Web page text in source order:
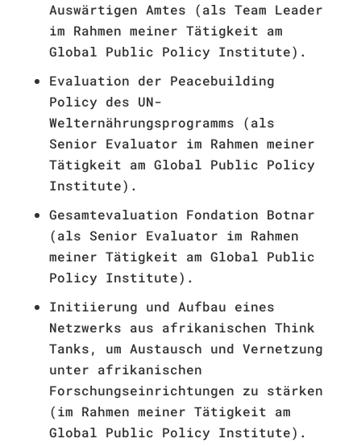
Auswärtigen Amtes (als Team Leader
im Rahmen meiner Tätigkeit am
Global Public Policy Institute).
Evaluation der Peacebuilding
Policy des UN-
Welternährungsprogramms (als
Senior Evaluator im Rahmen meiner
Tätigkeit am Global Public Policy
Institute).
Gesamtevaluation Fondation Botnar
(als Senior Evaluator im Rahmen
meiner Tätigkeit am Global Public
Policy Institute).
Initiierung und Aufbau eines
Netzwerks aus afrikanischen Think
Tanks, um Austausch und Vernetzung
unter afrikanischen
Forschungseinrichtungen zu stärken
(im Rahmen meiner Tätigkeit am
Global Public Policy Institute).